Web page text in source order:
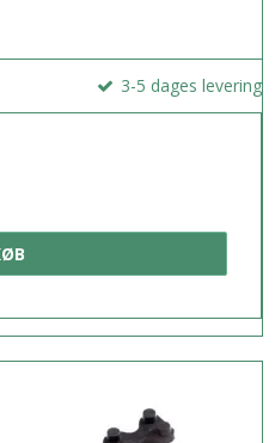
3-5 dages levering